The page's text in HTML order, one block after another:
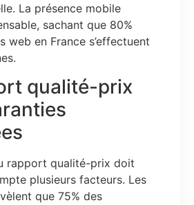
La présence mobile
sachant que 80%
web en France s’effectuent
qualité-prix
rapport qualité-prix doit
plusieurs facteurs. Les
que 75% des